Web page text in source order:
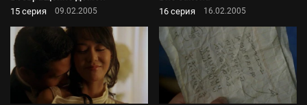
15 серия 09.02.2005 16 серия 16.02.2005